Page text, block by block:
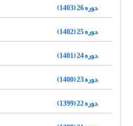
دوره 26 (1403)
دوره 25 (1402)
دوره 24 (1401)
دوره 23 (1400)
دوره 22 (1399)